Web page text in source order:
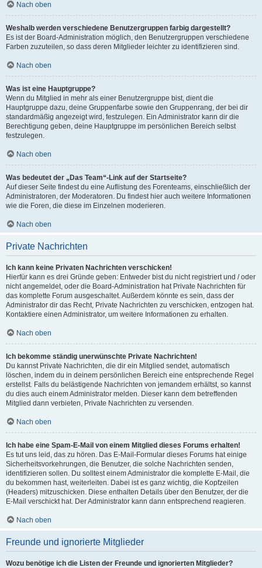
Nach oben
Weshalb werden verschiedene Benutzergruppen farbig dargestellt?
Es ist der Board-Administration möglich, den Benutzergruppen verschiedene
Farben zuzuteilen, so dass deren Mitglieder leichter zu identifizieren sind.
Nach oben
Was ist eine Hauptgruppe?
Wenn du Mitglied in mehr als einer Benutzergruppe bist, dient die
Hauptgruppe dazu, deine Gruppenfarbe sowie den Gruppenrang, der bei dir
standardmäßig angezeigt wird, festzulegen. Ein Administrator kann dir die
Berechtigung geben, deine Hauptgruppe im persönlichen Bereich selbst
festzulegen.
Nach oben
Was bedeutet der „Das Team“-Link auf der Startseite?
Auf dieser Seite findest du eine Auflistung des Forenteams, einschließlich der
Administratoren, der Moderatoren. Du findest hier auch weitere Informationen
wie die Foren, die diese im Einzelnen moderieren.
Nach oben
Private Nachrichten
Ich kann keine Privaten Nachrichten verschicken!
Hierfür kann es drei Gründe geben: Entweder bist du nicht registriert und / oder
nicht angemeldet, oder die Board-Administration hat Private Nachrichten für
das komplette Forum ausgeschaltet. Außerdem könnte es sein, dass der
Administrator dir das Recht, Private Nachrichten zu verschicken, entzogen hat.
Kontaktiere einen Administrator, um weitere Informationen zu erhalten.
Nach oben
Ich bekomme ständig unerwünschte Private Nachrichten!
Du kannst Private Nachrichten, die dir ein Mitglied sendet, automatisch
löschen, indem du in deinem persönlichen Bereich eine entsprechende Regel
erstellst. Falls du belästigende Nachrichten von jemandem erhältst, so kannst
du dies auch einem Administrator melden. Dieser kann dem betreffenden
Mitglied dann verbieten, Private Nachrichten zu versenden.
Nach oben
Ich habe eine Spam-E-Mail von einem Mitglied dieses Forums erhalten!
Es tut uns leid, das zu hören. Das E-Mail-Formular dieses Forums hat einige
Sicherheitsvorkehrungen, die Benutzer, die solche Nachrichten senden,
identifizieren sollen. Du solltest einem Administrator die komplette E-Mail, die
du bekommen hast, weiterleiten. Dabei ist es ganz wichtig, die Kopfzeilen
(Headers) mitzuschicken. Diese enthalten Details über den Benutzer, der die
E-Mail verschickt hat. Der Administrator kann dann entsprechend reagieren.
Nach oben
Freunde und ignorierte Mitglieder
Wozu benötige ich die Listen der Freunde und ignorierten Mitglieder?